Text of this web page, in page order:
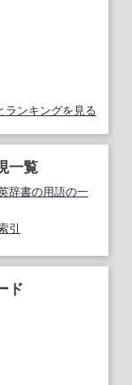
ランキングを見る
一覧
辞書の用語の一
引
ド